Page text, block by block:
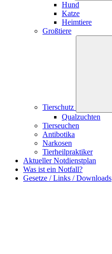
Hund
Katze
Heimtiere
Großtiere
Tierschutz
Qualzuchten
Tierseuchen
Antibotika
Narkosen
Tierheilpraktiker
Aktueller Notdienstplan
Was ist ein Notfall?
Gesetze / Links / Downloads